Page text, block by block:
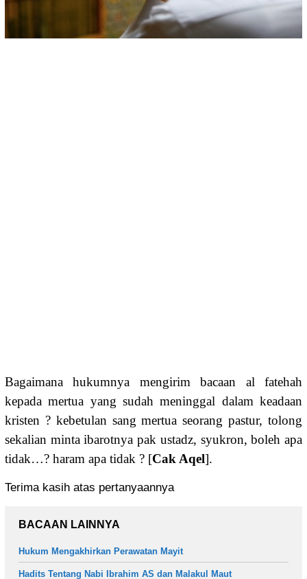
Bagaimana hukumnya mengirim bacaan al fatehah
kepada mertua yang sudah meninggal dalam keadaan
kristen ? kebetulan sang mertua seorang pastur, tolong
sekalian minta ibarotnya pak ustadz, syukron, boleh apa
tidak…? haram apa tidak ? [Cak Aqel].
Terima kasih atas pertanyaannya
BACAAN LAINNYA
Hukum Mengakhirkan Perawatan Mayit
Hadits Tentang Nabi Ibrahim AS dan Malakul Maut